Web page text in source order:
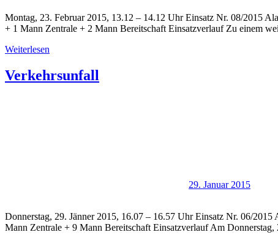
Montag, 23. Februar 2015, 13.12 – 14.12 Uhr Einsatz Nr. 08/2015
+ 1 Mann Zentrale + 2 Mann Bereitschaft Einsatzverlauf Zu einem
Weiterlesen
Verkehrsunfall
29. Januar 2015
Donnerstag, 29. Jänner 2015, 16.07 – 16.57 Uhr Einsatz Nr. 06/
Mann Zentrale + 9 Mann Bereitschaft Einsatzverlauf Am